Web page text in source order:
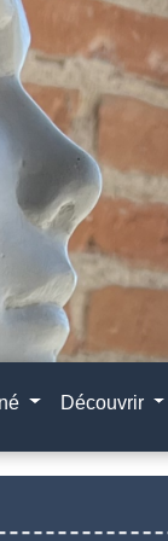
Découvrir